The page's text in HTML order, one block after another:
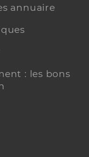
annuaire
: les bons